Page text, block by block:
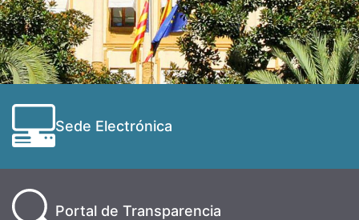
Sede Electrónica
Portal de Transparencia